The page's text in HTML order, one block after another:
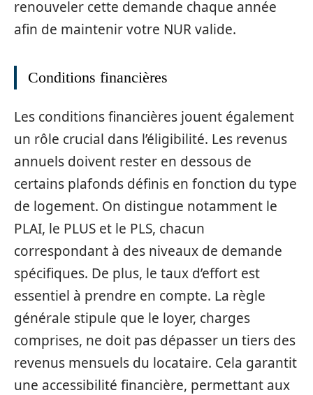
renouveler cette demande chaque année
afin de maintenir votre NUR valide.
Conditions financières
Les conditions financières jouent également
un rôle crucial dans l’éligibilité. Les revenus
annuels doivent rester en dessous de
certains plafonds définis en fonction du type
de logement. On distingue notamment le
PLAI, le PLUS et le PLS, chacun
correspondant à des niveaux de demande
spécifiques. De plus, le taux d’effort est
essentiel à prendre en compte. La règle
générale stipule que le loyer, charges
comprises, ne doit pas dépasser un tiers des
revenus mensuels du locataire. Cela garantit
une accessibilité financière, permettant aux